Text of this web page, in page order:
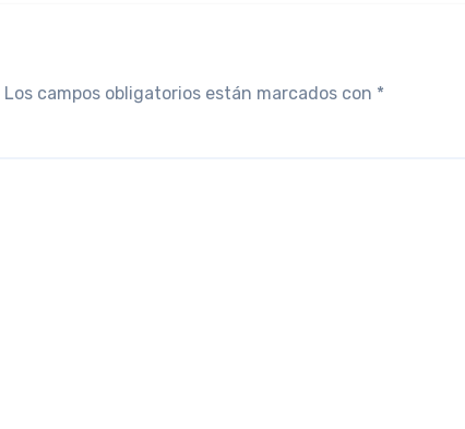
Los campos obligatorios están marcados con *